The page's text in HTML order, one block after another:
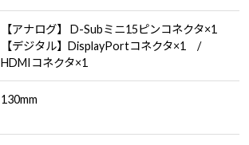
【アナログ】 D-Subミニ15ピンコネクタ×1
【デジタル】DisplayPortコネクタ×1 /
HDMIコネクタ×1
130mm